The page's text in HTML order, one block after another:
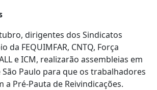
dirigentes dos Sindicatos
da FEQUIMFAR, CNTQ, Força
e ICM, realizarão assembleias em
Paulo para que os trabalhadores
a Pré-Pauta de Reivindicações.